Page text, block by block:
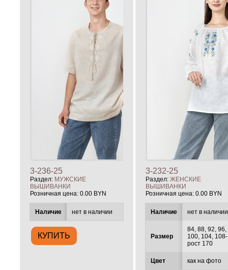
3-236-25
Раздел: МУЖСКИЕ
ВЫШИВАНКИ
Розничная цена: 0.00 BYN
Наличие нет в наличии
3-232-25
Раздел:ЖЕНСКИЕ
ВЫШИВАНКИ
Розничная цена:0.00 BYN
Наличие нет в наличии
Размер
84, 88, 92, 96,
100, 104, 108-
рост 170
Цвет как на фото